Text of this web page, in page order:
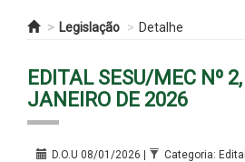
Legislação Detalhe
EDITAL SESU/MEC Nº
JANEIRO DE 2026
D.O.U 08/01/2026 |
Categoria: